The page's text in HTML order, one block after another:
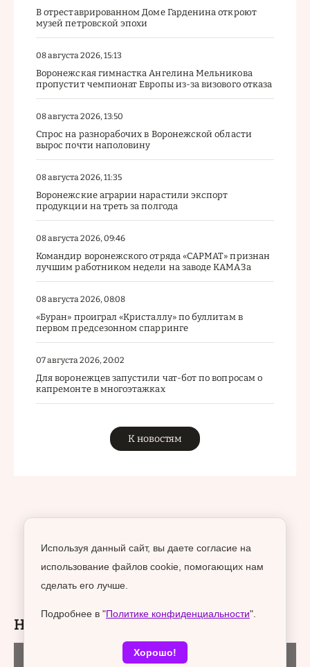
В отреставрированном Доме Гарденина откроют
музей петровской эпохи
08 августа 2026, 15:13
Воронежская гимнастка Ангелина Мельникова
пропустит чемпионат Европы из-за визового отказа
08 августа 2026, 13:50
Спрос на разнорабочих в Воронежской области
вырос почти наполовину
08 августа 2026, 11:35
Воронежские аграрии нарастили экспорт
продукции на треть за полгода
08 августа 2026, 09:46
Командир воронежского отряда «САРМАТ» признан
лучшим работником недели на заводе КАМАЗа
08 августа 2026, 08:08
«Буран» проиграл «Кристаллу» по буллитам в
первом предсезонном спарринге
07 августа 2026, 20:02
Для воронежцев запустили чат-бот по вопросам о
капремонте в многоэтажках
К новостям
Новости раздела
Используя данный сайт, вы даете согласие на
использование файлов cookie, помогающих нам
сделать его лучше.
Подробнее в "Политике конфиденциальности".
Хорошо!